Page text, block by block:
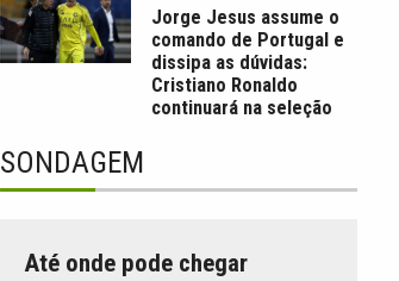
Jorge Jesus assume o
comando de Portugal e
dissipa as dúvidas:
Cristiano Ronaldo
continuará na seleção
SONDAGEM
Até onde pode chegar